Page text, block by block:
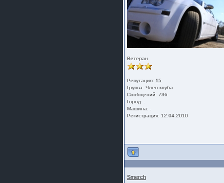
Ветеран
Репутация: 15
Группа: Член клуба
Сообщений: 736
Город: .
Машина: .
Регистрация: 12.04.2010
Smerch